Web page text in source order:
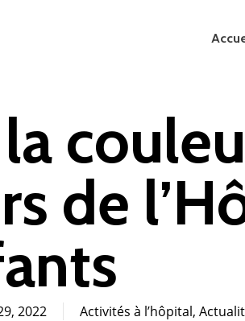
de
2022 Activités à l’hôpital,